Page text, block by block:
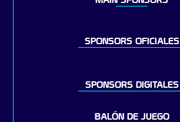
SPONSORS OFICIALES
SPONSORS DIGITALES
BALÓN DE JUEGO